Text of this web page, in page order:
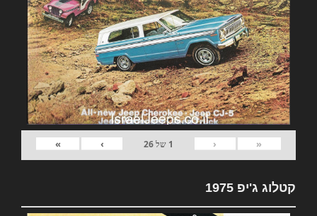
«
‹
1 של26
›
»
קטלוג ג'יפ 1975